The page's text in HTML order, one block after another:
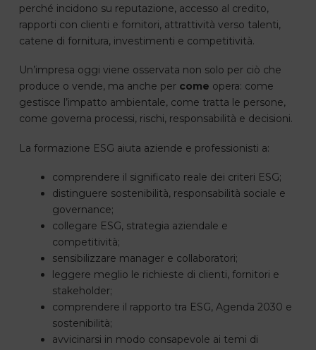
perché incidono su reputazione, accesso al credito,
rapporti con clienti e fornitori, attrattività verso talenti,
catene di fornitura, investimenti e competitività.
Un’impresa oggi viene osservata non solo per ciò che
produce o vende, ma anche per come opera: come
gestisce l’impatto ambientale, come tratta le persone,
come governa processi, rischi, responsabilità e decisioni.
La formazione ESG aiuta aziende e professionisti a:
comprendere il significato reale dei criteri ESG;
distinguere sostenibilità, responsabilità sociale e
governance;
collegare ESG, strategia aziendale e
competitività;
sensibilizzare manager e collaboratori;
leggere meglio le richieste di clienti, fornitori e
stakeholder;
comprendere il rapporto tra ESG, Agenda 2030 e
sostenibilità;
avvicinarsi in modo consapevole ai temi di